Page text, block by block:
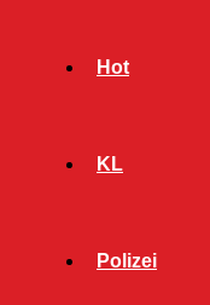
Hot
KL
Polizei